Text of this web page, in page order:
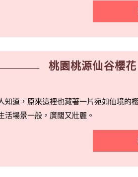
桃園桃源仙谷櫻花
道，原來這裡也藏著一片宛如仙境的
活場景一般，廣闊又壯麗。